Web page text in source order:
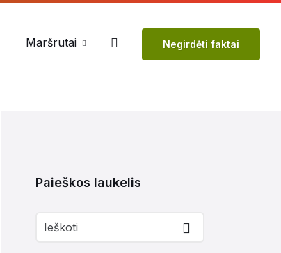
Maršrutai Negirdėti faktai
Paieškos laukelis